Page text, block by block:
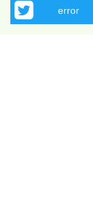
error